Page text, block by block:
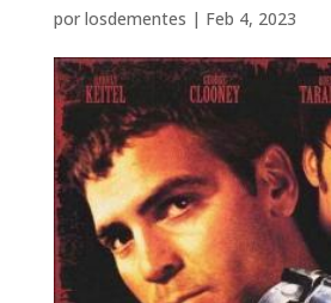
por losdementes | Feb 4, 2023